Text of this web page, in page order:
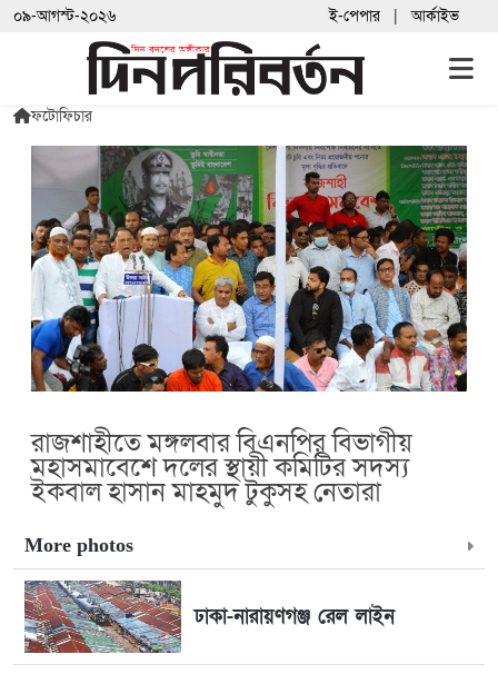
০৯-আগস্ট-২০২৬ ই-পেপার আর্কাইভ
ফটোফিচার
রাজশাহীতে মঙ্গলবার বিএনপির বিভাগীয়
মহাসমাবেশে দলের স্থায়ী কমিটির সদস্য
ইকবাল হাসান মাহমুদ টুকুসহ নেতারা
More photos
ঢাকা-নারায়ণগঞ্জ রেল লাইন